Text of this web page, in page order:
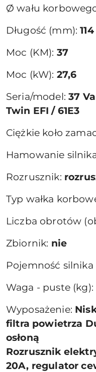
Ø wału
Długość (mm):114
Moc (KM): 37
Moc (kW): 27,6
Seria/model:37
Twin EFI / 61E3
Ciężkie koło
Hamowanie
Rozrusznik:
Typ wałka
Liczba obrotów
Zbiornik: nie
Pojemność silnika
Waga - puste (kg):
Wyposażenie:
filtra powietrza
osłoną
Rozrusznik
20A, regulator